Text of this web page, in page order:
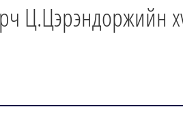
Ц.Цэрэндоржийн